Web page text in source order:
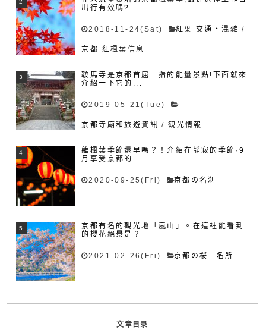
出行有效嗎?
2018-11-24(Sat) 紅葉 交通・混雑 /
京都 紅楓葉信息
鞍馬寺是京都首屈一指的能量景點!下面就來
介紹一下它的...
2019-05-21(Tue)
京都寺廟和旅遊資訊 /観光情報
離楓葉季節還早嗎？！介紹在靜寂的季節·9
月享受京都的...
2020-09-25(Fri) 京都の名刹
京都有名的觀光地「嵐山」。在這裡能看到
的櫻花絕景是？
2021-02-26(Fri) 京都の桜 名所
文章目录